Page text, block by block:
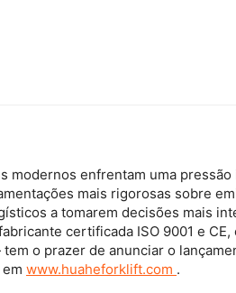
modernos enfrentam uma
mais rigorosas sobre
a tomarem decisões mais
certificada ISO 9001 e
o prazer de anunciar o
em www.huaheforklift.com .